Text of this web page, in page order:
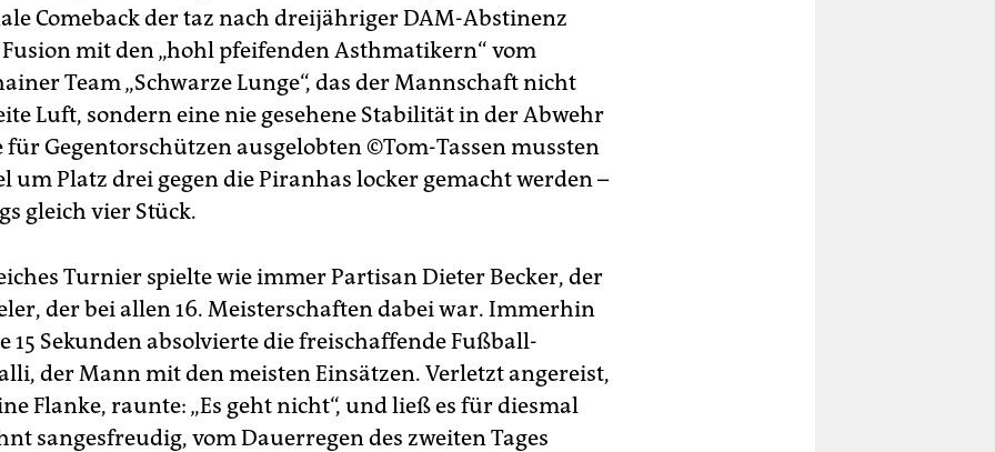
Comeback der taz nach dreijähriger DAM-Abstinenz
mit den „hohl pfeifenden Asthmatikern“ vom
Team „Schwarze Lunge“, das der Mannschaft nicht
Luft, sondern eine nie gesehene Stabilität in der Abwehr
für Gegentorschützen ausgelobten ©Tom-Tassen mussten
um Platz drei gegen die Piranhas locker gemacht werden –
gleich vier Stück.
Turnier spielte wie immer Partisan Dieter Becker, der
der bei allen 16. Meisterschaften dabei war. Immerhin
15 Sekunden absolvierte die freischaffende Fußball-
der Mann mit den meisten Einsätzen. Verletzt angereist,
Flanke, raunte: „Es geht nicht“, und ließ es für diesmal
sangesfreudig, vom Dauerregen des zweiten Tages